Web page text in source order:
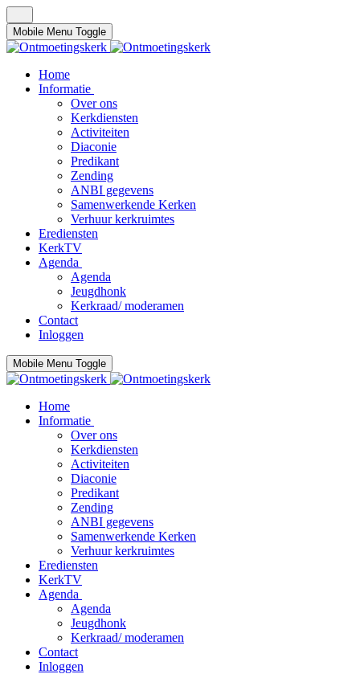
Mobile Menu Toggle
Home
Informatie
Over ons
Kerkdiensten
Activiteiten
Diaconie
Predikant
Zending
ANBI gegevens
Samenwerkende Kerken
Verhuur kerkruimtes
Erediensten
KerkTV
Agenda
Agenda
Jeugdhonk
Kerkraad/ moderamen
Contact
Inloggen
Mobile Menu Toggle
Home
Informatie
Over ons
Kerkdiensten
Activiteiten
Diaconie
Predikant
Zending
ANBI gegevens
Samenwerkende Kerken
Verhuur kerkruimtes
Erediensten
KerkTV
Agenda
Agenda
Jeugdhonk
Kerkraad/ moderamen
Contact
Inloggen